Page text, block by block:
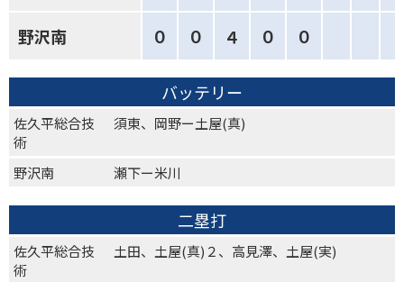
野沢南 ０ ０ ４ ０ ０
バッテリー
佐久平総合技
術
須東、岡野ー土屋(真)
野沢南 瀬下ー米川
二塁打
佐久平総合技
術
土田、土屋(真)２、高見澤、土屋(実)